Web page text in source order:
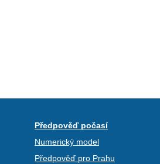
Předpověď počasí
Numerický model
Předpověď pro Prahu